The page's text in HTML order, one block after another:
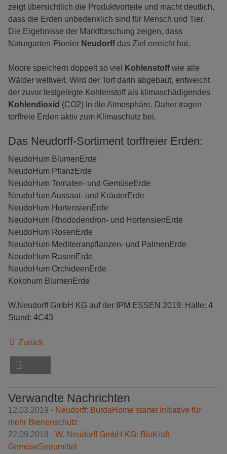
zeigt übersichtlich die Produktvorteile und macht deutlich,
dass die Erden unbedenklich sind für Mensch und Tier.
Die Ergebnisse der Marktforschung zeigen, dass
Naturgarten-Pionier Neudorffdas Ziel erreicht hat.
Moore speichern doppelt so viel Kohlenstoffwie alle
Wälder weltweit. Wird der Torf darin abgebaut, entweicht
der zuvor festgelegte Kohlenstoff als klimaschädigendes
Kohlendioxid (CO2) in die Atmosphäre. Daher tragen
torffreie Erden aktiv zum Klimaschutz bei.
Das Neudorff-Sortiment torffreier Erden:
NeudoHum BlumenErde
NeudoHum PflanzErde
NeudoHum Tomaten- und GemüseErde
NeudoHum Aussaat- und KräuterErde
NeudoHum HortensienErde
NeudoHum Rhododendron- und HortensienErde
NeudoHum RosenErde
NeudoHum Mediterranpflanzen- und PalmenErde
NeudoHum RasenErde
NeudoHum OrchideenErde
Kokohum BlumenErde
W.Neudorff GmbH KG auf der IPM ESSEN 2019: Halle: 4
Stand: 4C43
Zurück
Verwandte Nachrichten
12.03.2019 - Neudorff: BurdaHome startet Initiative für
mehr Bienenschutz
22.09.2018 - W. Neudorff GmbH KG: BioKraft
GemüseStreumittel